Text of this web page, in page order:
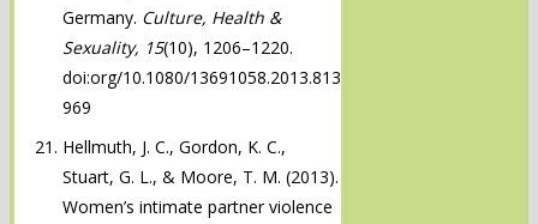
Germany. Culture, Health &
Sexuality, 15(10), 1206–1220.
doi:org/10.1080/13691058.2013.813
969
Hellmuth, J. C., Gordon, K. C.,
Stuart, G. L., & Moore, T. M. (2013).
Women’s intimate partner violence